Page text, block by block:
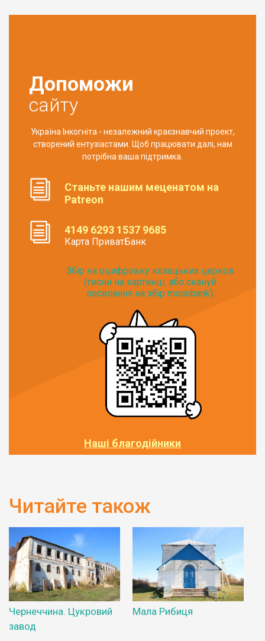
Допоможи
сайту
Україна Інкогніта - незалежний краєзнавчий проект,
створений ентузіастами. Щоб працювати далі, нам
потрібна ваша підтримка.
Станьте нашим меценатом на
Patreon
4149 6293 1537 9685
Карта ПриватБанк
Збір на оцифровку козацьких церков
(тисни на картинці, або скануй
посилання на збір monobank):
Наші благодійники
Читайте також
Чернеччина. Цукровий
завод
Мала Рибиця